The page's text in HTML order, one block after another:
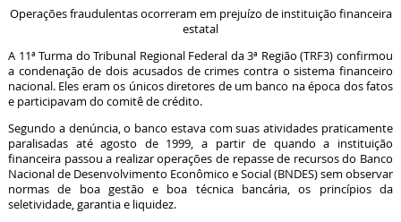
Operações fraudulentas ocorreram em prejuízo de instituição financeira
estatal
A 11ª Turma do Tribunal Regional Federal da 3ª Região (TRF3) confirmou
a condenação de dois acusados de crimes contra o sistema financeiro
nacional. Eles eram os únicos diretores de um banco na época dos fatos
e participavam do comitê de crédito.
Segundo a denúncia, o banco estava com suas atividades praticamente
paralisadas até agosto de 1999, a partir de quando a instituição
financeira passou a realizar operações de repasse de recursos do Banco
Nacional de Desenvolvimento Econômico e Social (BNDES) sem observar
normas de boa gestão e boa técnica bancária, os princípios da
seletividade, garantia e liquidez.